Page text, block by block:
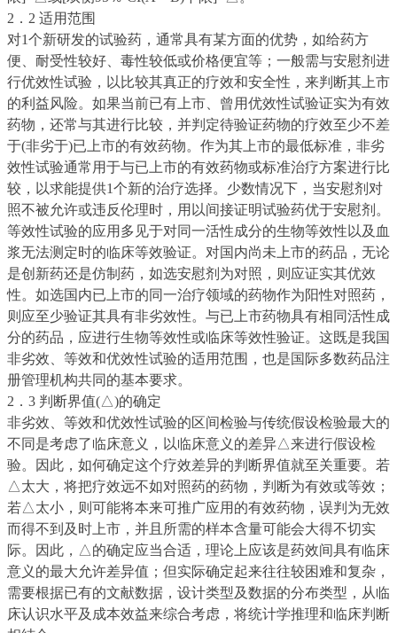
2．2 适用范围
对1个新研发的试验药，通常具有某方面的优势，如给药方
便、耐受性较好、毒性较低或价格便宜等；一般需与安慰剂进
行优效性试验，以比较其真正的疗效和安全性，来判断其上市
的利益风险。如果当前已有上市、曾用优效性试验证实为有效
药物，还常与其进行比较，并判定待验证药物的疗效至少不差
于(非劣于)已上市的有效药物。作为其上市的最低标准，非劣
效性试验通常用于与已上市的有效药物或标准治疗方案进行比
较，以求能提供1个新的治疗选择。少数情况下，当安慰剂对
照不被允许或违反伦理时，用以间接证明试验药优于安慰剂。
等效性试验的应用多见于对同一活性成分的生物等效性以及血
浆无法测定时的临床等效验证。对国内尚未上市的药品，无论
是创新药还是仿制药，如选安慰剂为对照，则应证实其优效
性。如选国内已上市的同一治疗领域的药物作为阳性对照药，
则应至少验证其具有非劣效性。与已上市药物具有相同活性成
分的药品，应进行生物等效性或临床等效性验证。这既是我国
非劣效、等效和优效性试验的适用范围，也是国际多数药品注
册管理机构共同的基本要求。
2．3 判断界值(△)的确定
非劣效、等效和优效性试验的区间检验与传统假设检验最大的
不同是考虑了临床意义，以临床意义的差异△来进行假设检
验。因此，如何确定这个疗效差异的判断界值就至关重要。若
△太大，将把疗效远不如对照药的药物，判断为有效或等效；
若△太小，则可能将本来可推广应用的有效药物，误判为无效
而得不到及时上市，并且所需的样本含量可能会大得不切实
际。因此，△的确定应当合适，理论上应该是药效间具有临床
意义的最大允许差异值；但实际确定起来往往较困难和复杂，
需要根据已有的文献数据，设计类型及数据的分布类型，从临
床认识水平及成本效益来综合考虑，将统计学推理和临床判断